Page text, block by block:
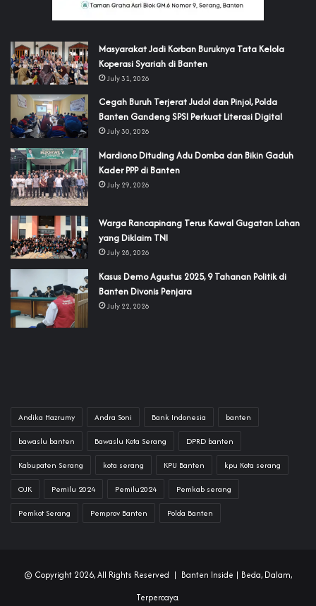
‎Masyarakat Jadi Korban Buruknya Tata Kelola
Koperasi Syariah di Banten
July 31, 2026
Cegah Buruh Terjerat Judol dan Pinjol, Polda
Banten Gandeng SPSI Perkuat Literasi Digital
July 30, 2026
‎Mardiono Dituding Adu Domba dan Bikin Gaduh
Kader PPP di Banten
July 29, 2026
‎Warga Rancapinang Terus Kawal Gugatan Lahan
yang Diklaim TNI‎‎
July 28, 2026
‎Kasus Demo Agustus 2025, 9 Tahanan Politik di
Banten Divonis Penjara
July 22, 2026
Andika Hazrumy Andra Soni Bank Indonesia banten
bawaslu banten Bawaslu Kota Serang DPRD banten
Kabupaten Serang kota serang KPU Banten kpu Kota serang
OJK Pemilu 2024 Pemilu2024 Pemkab serang
Pemkot Serang Pemprov Banten Polda Banten
© Copyright 2026, All Rights Reserved | Banten Inside | Beda, Dalam,
Terpercaya.